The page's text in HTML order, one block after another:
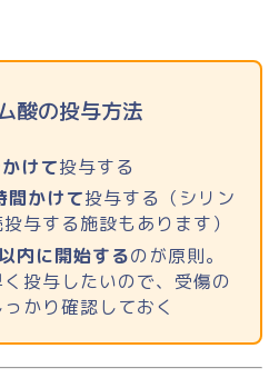
酸の投与方法
けて投与する
間かけて投与する（シリン
与する施設もあります）
内に開始するのが原則。
投与したいので、受傷の
かり確認しておく